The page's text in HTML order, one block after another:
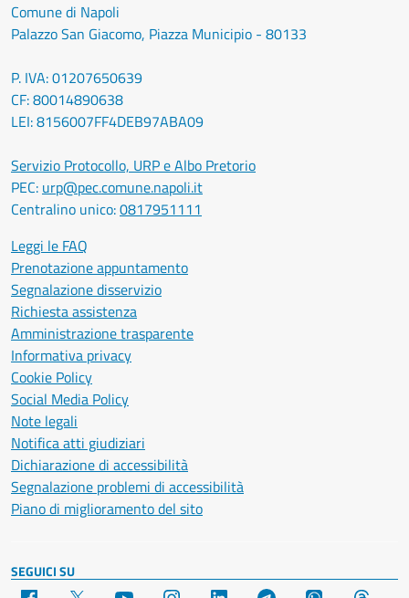
Comune di Napoli
Palazzo San Giacomo, Piazza Municipio - 80133
P. IVA: 01207650639
CF: 80014890638
LEI: 8156007FF4DEB97ABA09
Servizio Protocollo, URP e Albo Pretorio
PEC: urp@pec.comune.napoli.it
Centralino unico:0817951111
Leggi le FAQ
Prenotazione appuntamento
Segnalazione disservizio
Richiesta assistenza
Amministrazione trasparente
Informativa privacy
Cookie Policy
Social Media Policy
Note legali
Notifica atti giudiziari
Dichiarazione di accessibilità
Segnalazione problemi di accessibilità
Piano di miglioramento del sito
SEGUICI SU